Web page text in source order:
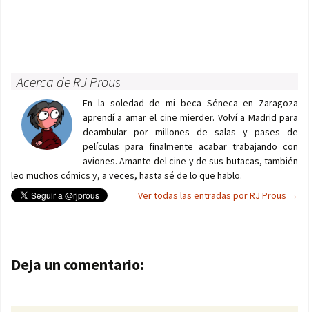
Acerca de RJ Prous
En la soledad de mi beca Séneca en Zaragoza
aprendí a amar el cine mierder. Volví a Madrid para
deambular por millones de salas y pases de
películas para finalmente acabar trabajando con
aviones. Amante del cine y de sus butacas, también
leo muchos cómics y, a veces, hasta sé de lo que hablo.
Ver todas las entradas por RJ Prous →
Navegación de entradas
Deja un comentario: